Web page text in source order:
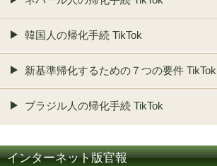
韓国人の帰化手続 TikTok
新基準帰化するための７つの要件 TikTok
ブラジル人の帰化手続 TikTok
インターネット版官報